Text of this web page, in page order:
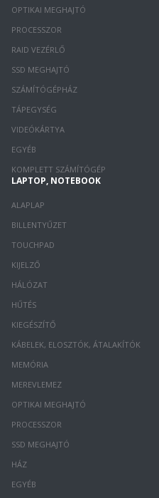
OPTIKAI MEGHAJTÓ
PROCESSZOR
RAID VEZÉRLŐ
SSD MEGHAJTÓ
SZÁMÍTÓGÉPHÁZ
TÁPEGYSÉG
VIDEÓKÁRTYA
EGYÉB
KOMPLETT SZÁMÍTÓGÉP
LAPTOP, NOTEBOOK
ALAPLAP
BILLENTYŰZET
TOUCHPAD
KIJELZŐ
HÁLÓZAT
HŰTÉS
KIEGÉSZÍTŐ
KÁBELEK, ELOSZTÓK, ÁTALAKÍTÓK
MEMÓRIA
MEREVLEMEZ
OPTIKAI MEGHAJTÓ
PROCESSZOR
SSD MEGHAJTÓ
HÁZ
EGYÉB